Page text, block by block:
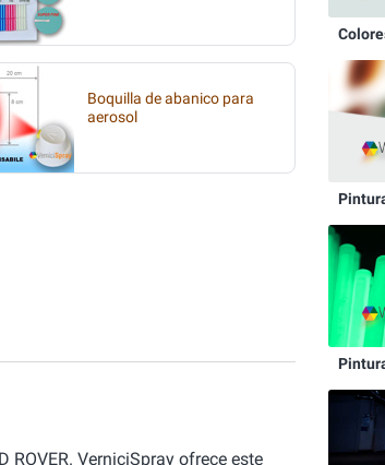
Boquilla de abanico para
aerosol
ROVER. VerniciSpray ofrece este